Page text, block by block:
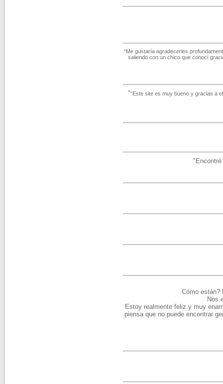
“Me gustaría agradecerles
saliendo con un chico que conocí
"“Este site es muy bueno y gracias a
Cómo están?
Nos
Estoy realmente feliz y muy
piensa que no puede encontrar